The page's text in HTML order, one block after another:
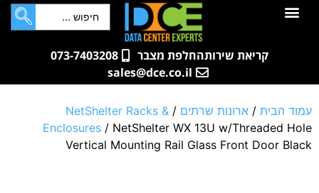
לתוכן
קריאת שירותהחלפת מצבר
073-7403208
sales@dce.co.il
עמוד הבית / ארונות שרתים /
NetShelter Racks &
Enclosures / NetShelter WX 13U w/Threaded Hole
Vertical Mounting Rail Glass Front Door Black